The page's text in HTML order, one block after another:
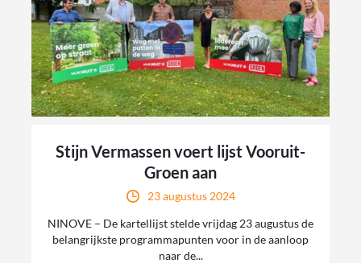
Stijn Vermassen voert lijst Vooruit-
Groen aan
23 augustus 2024
NINOVE – De kartellijst stelde vrijdag 23 augustus de
belangrijkste programmapunten voor in de aanloop
naar de...